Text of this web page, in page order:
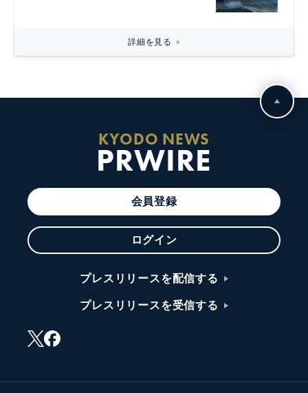
詳細を見る
KYODO NEWS
PRWIRE
会員登録
ログイン
プレスリリースを配信する
プレスリリースを受信する